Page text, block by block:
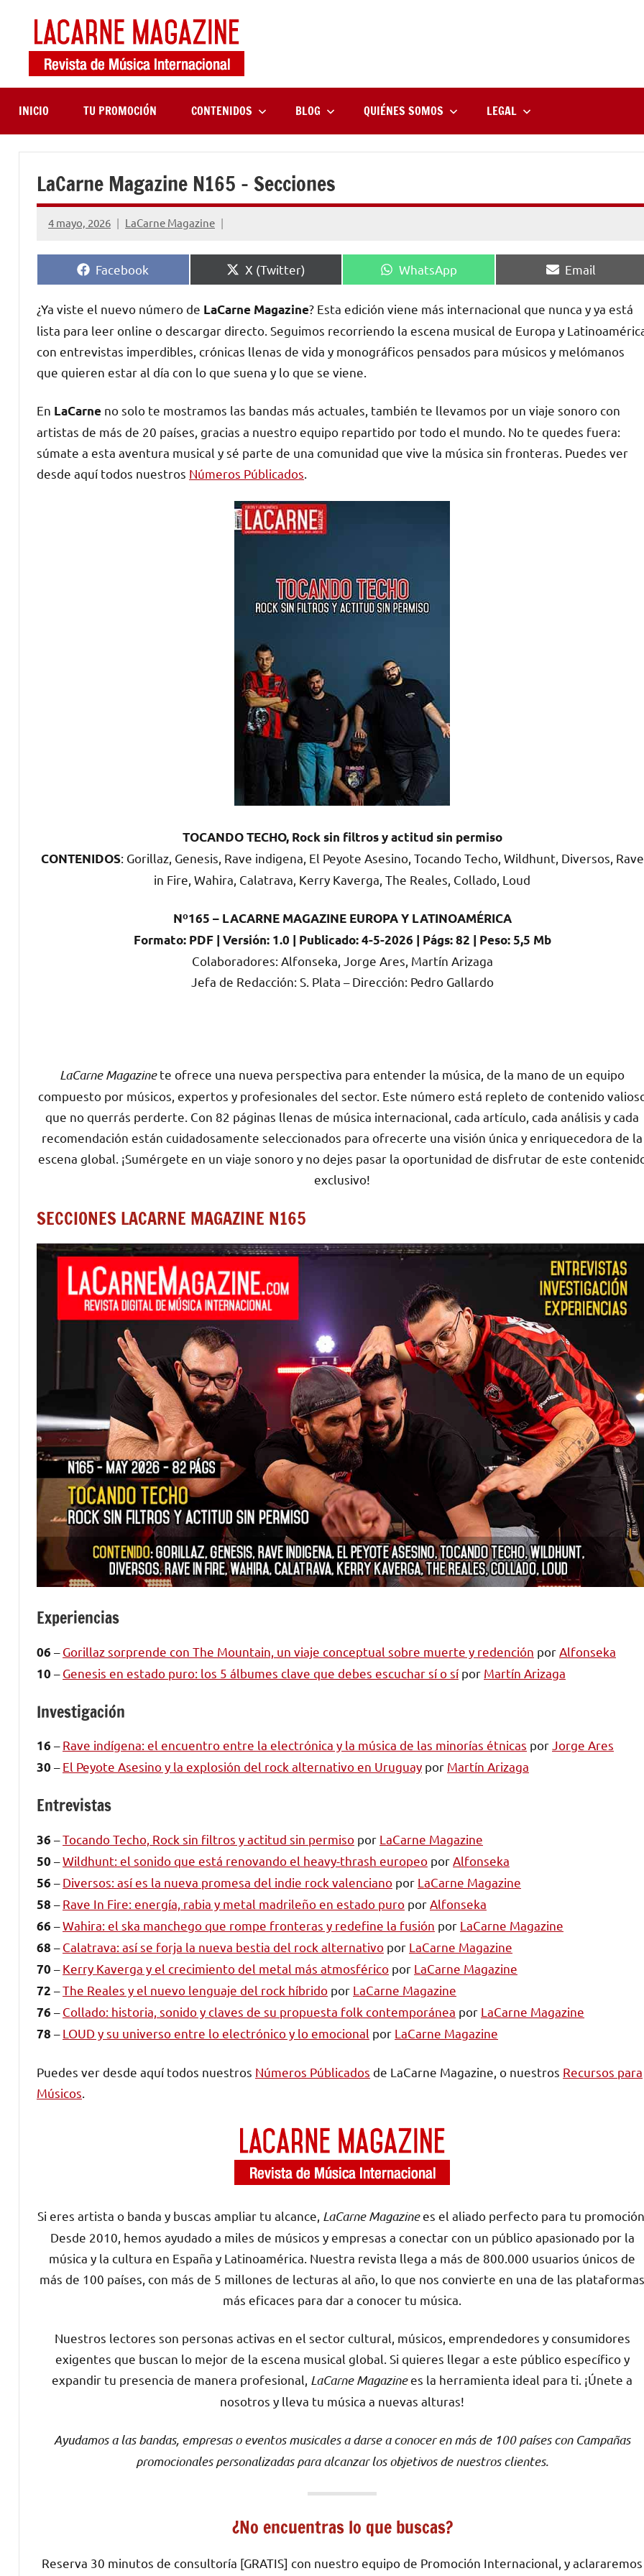
contenido
Magazine
música
internacional
INICIO TU PROMOCIÓN CONTENIDOS BLOG QUIÉNES SOMOS LEGAL
LaCarne Magazine N165 – Secciones
4 mayo, 2026 LaCarne Magazine
Compartir
en
Facebook
Compartir
en
X (Twitter)
Compartir
en
WhatsApp
Compartir
en
Email
¿Ya viste el nuevo número de LaCarne Magazine? Esta edición viene más internacional que nunca y ya está
lista para leer online o descargar directo. Seguimos recorriendo la escena musical de Europa y
con entrevistas imperdibles, crónicas llenas de vida y monográficos pensados para músicos y melómanos
que quieren estar al día con lo que suena y lo que se viene.
En LaCarne no solo te mostramos las bandas más actuales, también te llevamos por un viaje sonoro con
artistas de más de 20 países, gracias a nuestro equipo repartido por todo el mundo. No te quedes fuera:
súmate a esta aventura musical y sé parte de una comunidad que vive la música sin fronteras. Puedes ver
desde aquí todos nuestros Números Públicados
TOCANDO TECHO, Rock sin filtros y actitud sin permiso
CONTENIDOS: Gorillaz, Genesis, Rave indigena, El Peyote Asesino, Tocando Techo, Wildhunt, Diversos, Rave
in Fire, Wahira, Calatrava, Kerry Kaverga, The Reales, Collado, Loud
Nº165 – LACARNE MAGAZINE EUROPA Y LATINOAMÉRICA
Formato: PDF | Versión: 1.0 | Publicado: 4-5-2026 | Págs: 82 | Peso: 5,5 Mb
Colaboradores: Alfonseka, Jorge Ares, Martín Arizaga
Jefa de Redacción: S. Plata – Dirección: Pedro Gallardo
LaCarne Magazinete ofrece una nueva perspectiva para entender la música, de la mano de un equipo
compuesto por músicos, expertos y profesionales del sector. Este número está repleto de contenido
que no querrás perderte. Con 82 páginas llenas de música internacional, cada artículo, cada análisis y cada
recomendación están cuidadosamente seleccionados para ofrecerte una visión única y enriquecedora de la
escena global. ¡Sumérgete en un viaje sonoro y no dejes pasar la oportunidad de disfrutar de este
exclusivo!
SECCIONES LACARNE MAGAZINE N165
Experiencias
06 –Gorillaz sorprende con The Mountain, un viaje conceptual sobre muerte y redención por Alfonseka
10 –Genesis en estado puro: los 5 álbumes clave que debes escuchar sí o sí por Martín Arizaga
Investigación
16 –Rave indígena: el encuentro entre la electrónica y la música de las minorías étnicas por Jorge Ares
30 –El Peyote Asesino y la explosión del rock alternativo en Uruguay por Martín Arizaga
Entrevistas
36 –Tocando Techo, Rock sin filtros y actitud sin permiso por LaCarne Magazine
50 –Wildhunt: el sonido que está renovando el heavy-thrash europeo por Alfonseka
56 –Diversos: así es la nueva promesa del indie rock valenciano por LaCarne Magazine
58 –Rave In Fire: energía, rabia y metal madrileño en estado puro por Alfonseka
66 –Wahira: el ska manchego que rompe fronteras y redefine la fusión por LaCarne Magazine
68 –Calatrava: así se forja la nueva bestia del rock alternativo por LaCarne Magazine
70 –Kerry Kaverga y el crecimiento del metal más atmosférico por LaCarne Magazine
72 –The Reales y el nuevo lenguaje del rock híbrido por LaCarne Magazine
76 –Collado: historia, sonido y claves de su propuesta folk contemporánea por LaCarne Magazine
78 –LOUD y su universo entre lo electrónico y lo emocional por LaCarne Magazine
Puedes ver desde aquí todos nuestros Números Públicados de LaCarne Magazine, o nuestros Recursos para
Músicos
Si eres artista o banda y buscas ampliar tu alcance, LaCarne Magazinees el aliado perfecto para tu
Desde 2010, hemos ayudado a miles de músicos y empresas a conectar con un público apasionado por la
música y la cultura en España y Latinoamérica. Nuestra revista llega a más de 800.000 usuarios únicos de
más de 100 países, con más de 5 millones de lecturas al año, lo que nos convierte en una de las plataformas
más eficaces para dar a conocer tu música.
Nuestros lectores son personas activas en el sector cultural, músicos, emprendedores y consumidores
exigentes que buscan lo mejor de la escena musical global. Si quieres llegar a este público específico y
expandir tu presencia de manera profesional, LaCarne Magazinees la herramienta ideal para ti. ¡Únete a
nosotros y lleva tu música a nuevas alturas!
Ayudamos a las bandas, empresas o eventos musicales a darse a conocer en más de 100 países con Campañas
promocionales personalizadas para alcanzar los objetivos de nuestros clientes.
¿No encuentras lo que buscas?
Reserva 30 minutos de consultoría [GRATIS] con nuestro equipo de Promoción Internacional, y aclararemos